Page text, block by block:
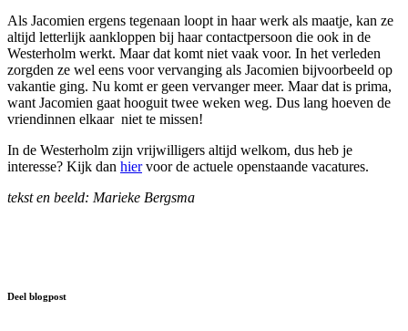
Als Jacomien ergens tegenaan loopt in haar werk als maatje, kan ze
altijd letterlijk aankloppen bij haar contactpersoon die ook in de
Westerholm werkt. Maar dat komt niet vaak voor. In het verleden
zorgden ze wel eens voor vervanging als Jacomien bijvoorbeeld op
vakantie ging. Nu komt er geen vervanger meer. Maar dat is prima,
want Jacomien gaat hooguit twee weken weg. Dus lang hoeven de
vriendinnen elkaar niet te missen!
In de Westerholm zijn vrijwilligers altijd welkom, dus heb je
interesse? Kijk dan hiervoor de actuele openstaande vacatures.
tekst en beeld: Marieke Bergsma
Deel blogpost